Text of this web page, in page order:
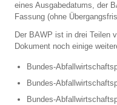
eines Ausgabedatums, der
Fassung (ohne
Der BAWP ist in drei Teilen
Dokument noch einige
Bundes-
Bundes-
Bundes-